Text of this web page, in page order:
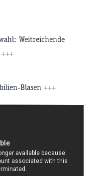
Weitreichende
+++
Blasen +++